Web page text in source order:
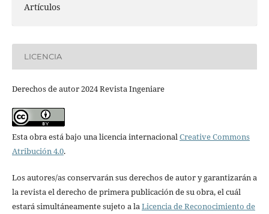
Artículos
LICENCIA
Derechos de autor 2024 Revista Ingeniare
Esta obra está bajo una licencia internacional Creative Commons
Atribución 4.0.
Los autores/as conservarán sus derechos de autor y garantizarán a
la revista el derecho de primera publicación de su obra, el cuál
estará simultáneamente sujeto a la Licencia de Reconocimiento de